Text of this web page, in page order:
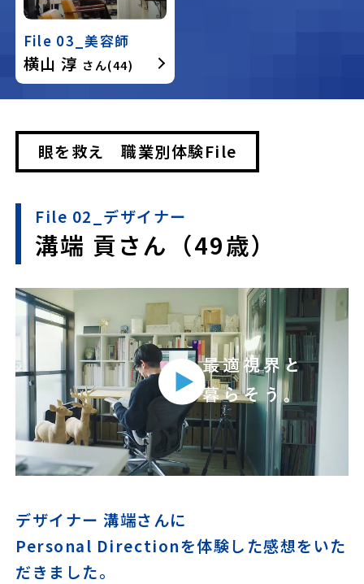
File 03_美容師
横山 淳 さん(44)
眼を救え 職業別体験File
File 02_デザイナー
溝端 貢さん（49歳）
デザイナー 溝端さんに
Personal Directionを体験した感想をいた
だきました。